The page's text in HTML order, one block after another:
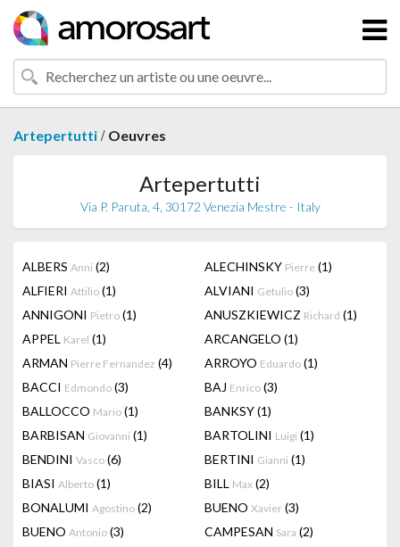
Artepertutti / Oeuvres
Artepertutti
Via P. Paruta, 4, 30172 Venezia Mestre - Italy
ALBERS Anni (2) ALECHINSKY Pierre (1)
ALFIERI Attilio (1) ALVIANI Getulio (3)
ANNIGONI Pietro (1) ANUSZKIEWICZ Richard (1)
APPEL Karel (1) ARCANGELO (1)
ARMAN Pierre Fernandez (4) ARROYO Eduardo (1)
BACCI Edmondo (3) BAJ Enrico (3)
BALLOCCO Mario (1) BANKSY(1)
BARBISAN Giovanni (1) BARTOLINI Luigi (1)
BENDINI Vasco (6) BERTINI Gianni (1)
BIASI Alberto (1) BILL Max (2)
BONALUMI Agostino (2) BUENO Xavier (3)
BUENO Antonio (3) CAMPESAN Sara (2)